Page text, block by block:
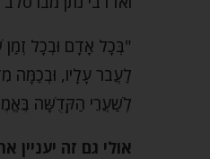
"בְּכָל אָדָם וּבְכָל זְמַן
לַעֲבֹר עָלָיו, וּבְכַמָּה
לְשַׁעֲרֵי הַקְּדֻשָּׁה
אולי גם זה יעניין